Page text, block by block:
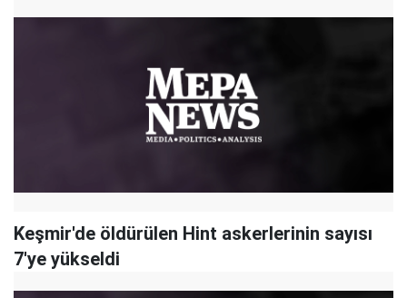
Keşmir'de öldürülen Hint askerlerinin sayısı
7'ye yükseldi